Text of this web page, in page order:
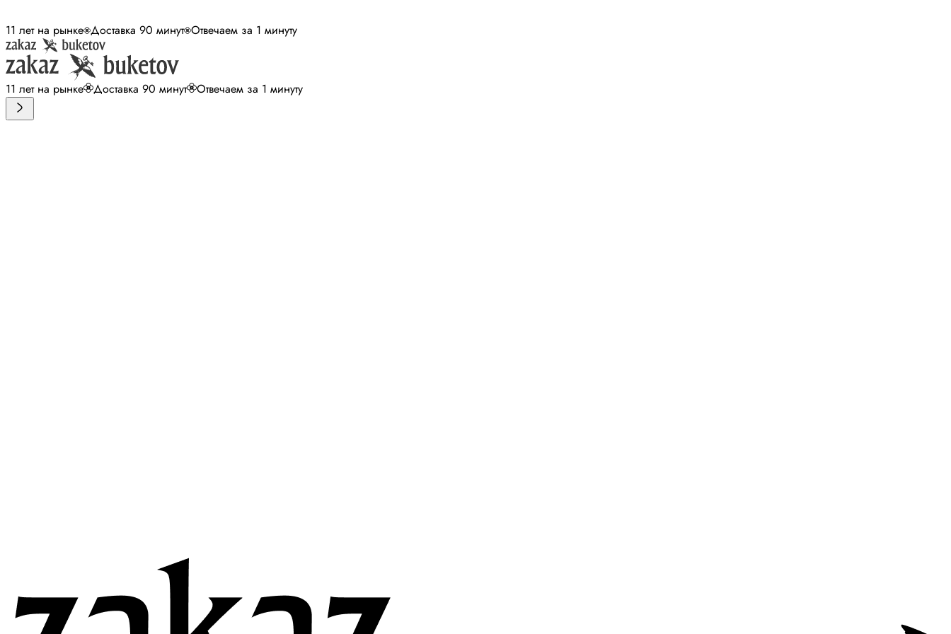
11 лет на рынке Доставка 90 минут Отвечаем за 1 минуту
11 лет на рынке Доставка 90 минут Отвечаем за 1 минуту